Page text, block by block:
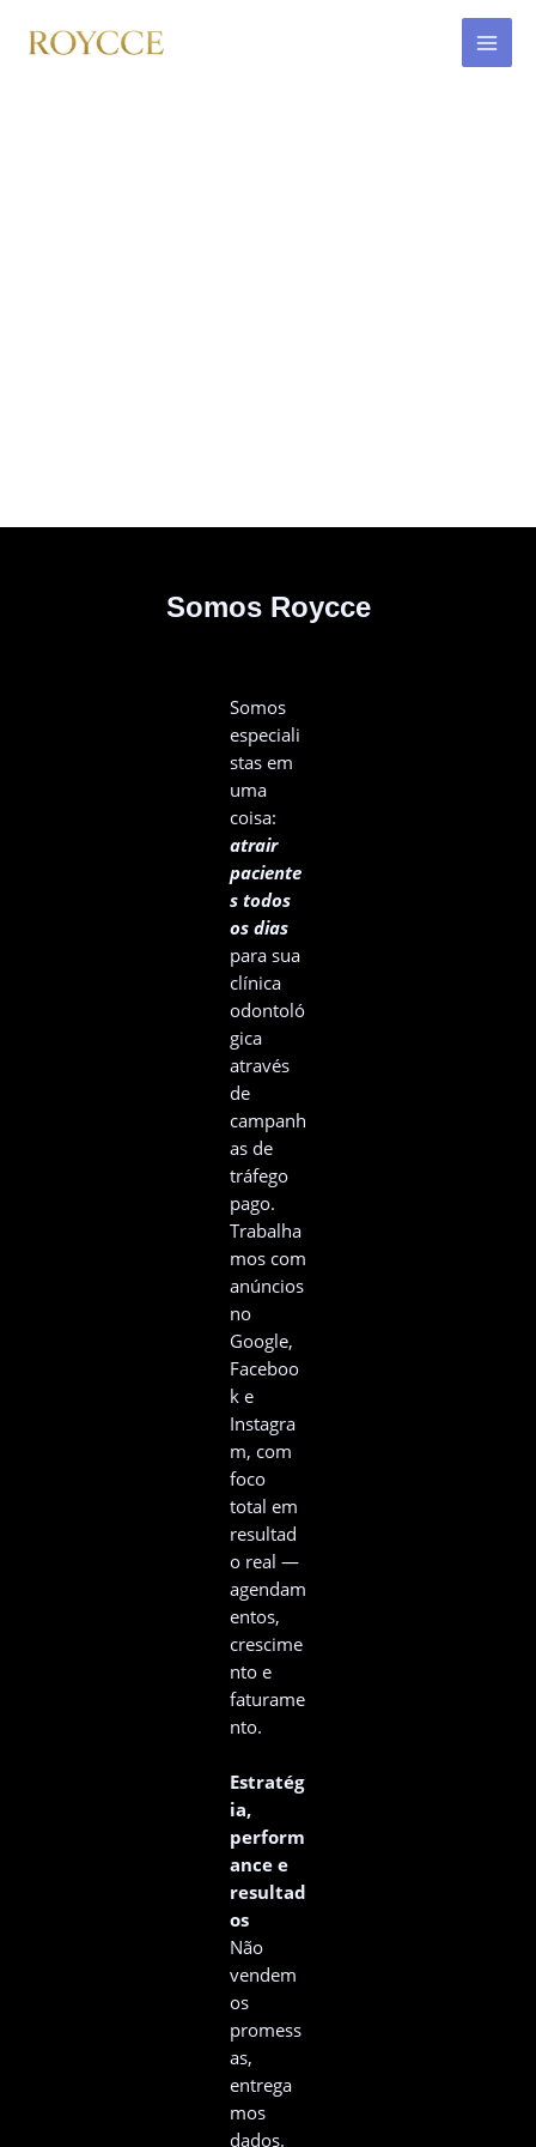
Somos Roycce
Somos
especiali
stas em
uma
coisa:
atrair
paciente
s todos
os dias
para sua
clínica
odontoló
gica
através
de
campanh
as de
tráfego
pago.
Trabalha
mos com
anúncios
no
Google,
Faceboo
k e
Instagra
m, com
foco
total em
resultad
o real —
agendam
entos,
crescime
nto e
faturame
nto.
Estratég
ia,
perform
ance e
resultad
os
Não
vendem
os
promess
as,
entrega
mos
dados.